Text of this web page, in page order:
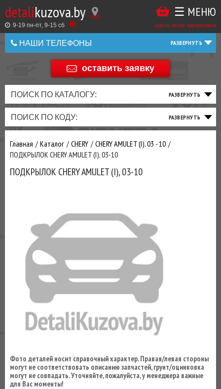
detalikuzova.by
9-19 пн-пт, 9-15 cб заказы online: круглосуточно
☰ МЕНЮ
НАШИ ТЕЛЕФОНЫ
+375 44 586 05 44
оставить заявку
ПОИСК ПО КАТАЛОГУ:
ПОИСК ПО КОДУ:
Главная Каталог CHERY
CHERY AMULET (I), 03 - 10
ПОДКРЫЛОК CHERY AMULET (I), 03-10
ПОДКРЫЛОК CHERY AMULET (I), 03-10
Фото деталей носит справочный характер. Правая/левая стороны
могут не соответствовать описанию запчастей, грунт/оцинковка
могут не совпадать. Уточняйте, пожалуйста, у менеджера важные
для Вас моменты!
Оставить
Оценить
товар
Купить
в
1
Беларусь
+375
+375
ТАКЖЕ
ВЫ
МОЖЕТЕ
У
ЗАКАЗАТЬ
ТО
ФИЛЬТРА
ТОРМОЗНАЯ
СИСТЕМА
ПОДВЕСКА
РУЛЕВОЕ
ТРАНСМИССИЯ
ПРИВОД
ДВИГАТЕЛЬ
ВЫХЛОП
ЭЛЕКТРИКА
ОСВЕЩЕНИЕ
ДОБАВИВ
МАСЛАИ ДРУГИЕ